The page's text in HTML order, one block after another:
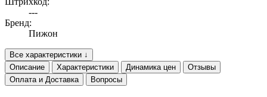
---
Бренд:
Пижон
Все характеристики ↓
Описание
Характеристики Динамика цен
Отзывы
Оплата и Доставка
Вопросы